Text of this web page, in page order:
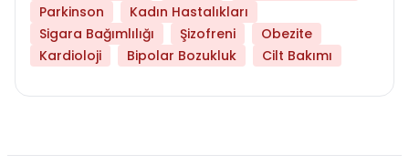
Parkinson
Kadın Hastalıkları
Sigara Bağımlılığı
Şizofreni
Obezite
Kardioloji
Bipolar Bozukluk Cilt Bakımı